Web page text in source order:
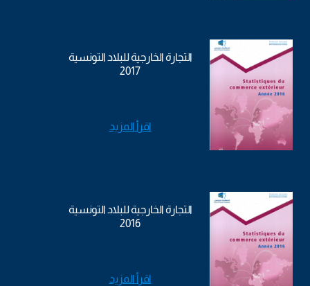
التجارة الخارجية للبلاد التونسية
2017
اقرأ المزيد
التجارة الخارجية للبلاد التونسية
2016
اقرأ المزيد